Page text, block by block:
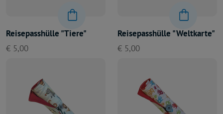
Reisepasshülle "Tiere"
€ 5,00
Reisepasshülle "Weltkarte"
€ 5,00